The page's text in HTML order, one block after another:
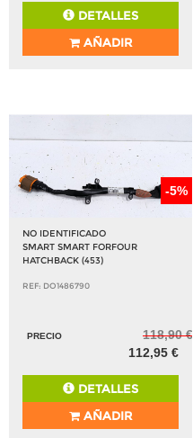
DETALLES
AÑADIR
-5%
NO IDENTIFICADO
SMART SMART FORFOUR
HATCHBACK (453)
REF: DO1486790
PRECIO
118,90 €
112,95 €
DETALLES
AÑADIR